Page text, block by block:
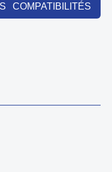
COMPATIBILITÉS